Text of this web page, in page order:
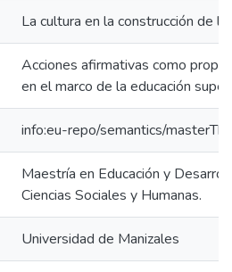
La cultura en la construcción de
Acciones afirmativas como
en el marco de la educación
info:eu-repo/semantics/
Maestría en Educación y
Ciencias Sociales y Humanas.
Universidad de Manizales